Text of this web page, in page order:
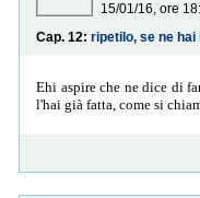
15/01/16, ore
Cap. 12: ripetilo, se ne hai
Ehi aspire che ne dice di
l'hai già fatta, come si